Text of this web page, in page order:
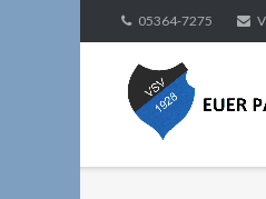
Direkt
zum
05364-7275